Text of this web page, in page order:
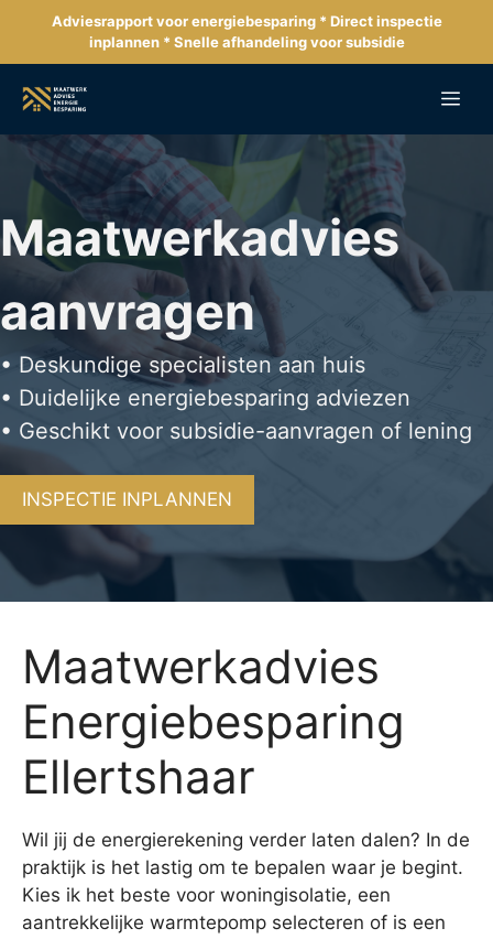
de
inhoud
Adviesrapport voor energiebesparing * Direct inspectie
inplannen * Snelle afhandeling voor subsidie
Maatwerkadvies
aanvragen
• Deskundige specialisten aan huis
• Duidelijke energiebesparing adviezen
• Geschikt voor subsidie-aanvragen of lening
INSPECTIE INPLANNEN
Maatwerkadvies
Energiebesparing
Ellertshaar
Wil jij de energierekening verder laten dalen? In de
praktijk is het lastig om te bepalen waar je begint.
Kies ik het beste voor woningisolatie, een
aantrekkelijke warmtepomp selecteren of is een